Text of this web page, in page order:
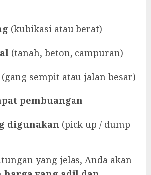
(kubikasi atau berat)
(tanah, beton, campuran)
(gang sempit atau jalan besar)
pembuangan
digunakan (pick up / dump
yang jelas, Anda akan